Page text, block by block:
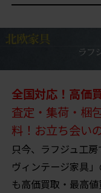
全国対応！高価
査定・集荷・梱
料！お立ち会い
只今、ラフジュ工房
ヴィンテージ家具
も高価買取・最高